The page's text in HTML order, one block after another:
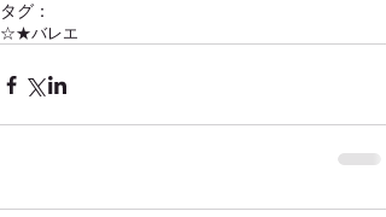
タグ：
☆★バレエ